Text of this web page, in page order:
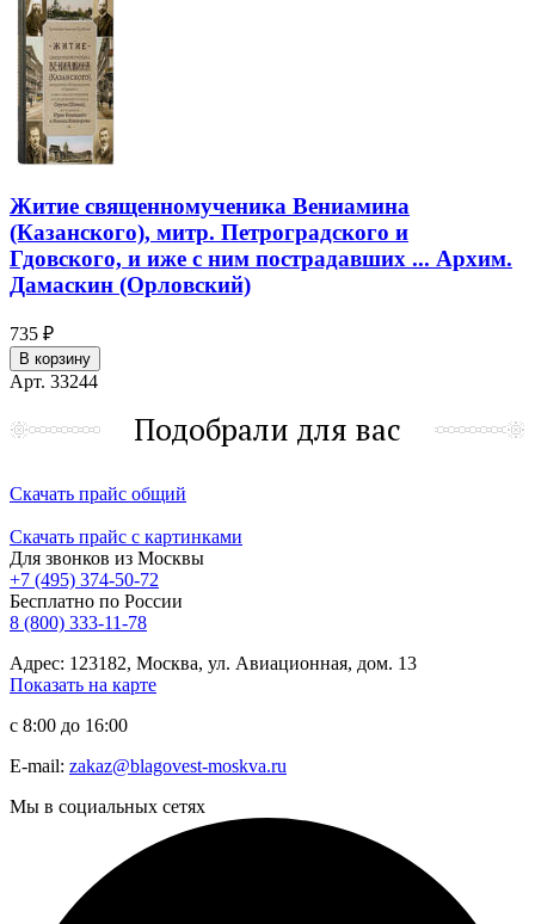
Житие священномученика Вениамина
(Казанского), митр. Петроградского и
Гдовского, и иже с ним пострадавших ... Архим.
Дамаскин (Орловский)
735 ₽
В корзину
Арт. 33244
Подобрали для вас
Скачать прайс общий
Скачать прайс с картинками
Для звонков из Москвы
+7 (495) 374-50-72
Бесплатно по России
8 (800) 333-11-78
Адрес: 123182, Москва, ул. Авиационная, дом. 13
Показать на карте
с 8:00 до 16:00
E-mail: zakaz@blagovest-moskva.ru
Мы в социальных сетях